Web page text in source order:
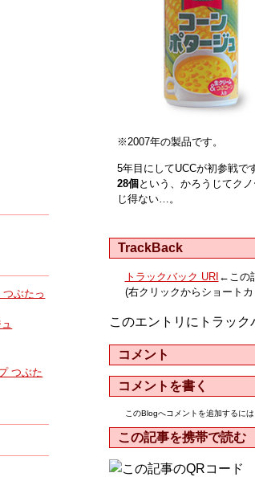
※2007年の製品です。
5年目にしてUCCが初参戦で
28個という、かろうじてク
じ得ない…。
TrackBack
トラックバック URI ←この
(右クリックからショート
このエントリにトラッ
コメント
コメントを書く
このBlogへコメントを追加するに
この記事を携帯で読む
ぶたっ
つぶた